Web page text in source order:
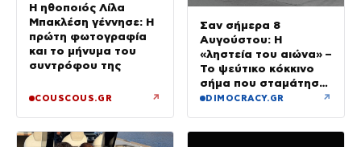
Η ηθοποιός Λίλα
Μπακλέση γέννησε: Η
πρώτη φωτογραφία
και το μήνυμα του
συντρόφου της
COUSCOUS.GR ↗
Σαν σήμερα 8
Αυγούστου: Η
«ληστεία του αιώνα» –
Το ψεύτικο κόκκινο
σήμα που σταμάτησε
τρένο με 2,6 εκατ.
DIMOCRACY.GR ↗